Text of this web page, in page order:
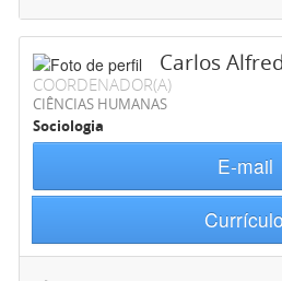
Carlos
COORDENADOR(A)
CIÊNCIAS HUMANAS
Sociologia
E-mail
Currículo